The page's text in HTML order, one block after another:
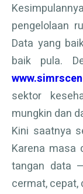
pengelolaan
Data yang
baik pula.
sektor
mungkin dan
Kini saatnya
Karena masa
tangan data
cermat, cepat,